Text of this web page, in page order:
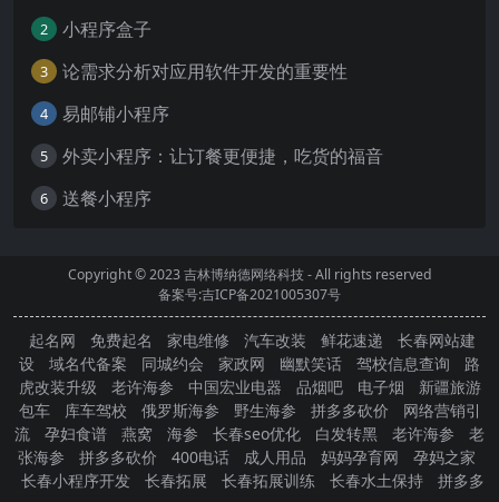
2 小程序盒子
3 论需求分析对应用软件开发的重要性
4 易邮铺小程序
5 外卖小程序：让订餐更便捷，吃货的福音
6 送餐小程序
Copyright © 2023吉林博纳德网络科技- All rights reserved
备案号:吉ICP备2021005307号
起名网 免费起名 家电维修 汽车改装 鲜花速递
长春网站建
设
域名代备案 同城约会 家政网 幽默笑话 驾校信息查询
路
虎改装升级
老许海参 中国宏业电器 品烟吧 电子烟
新疆旅游
包车
库车驾校 俄罗斯海参 野生海参 拼多多砍价
网络营销引
流
孕妇食谱 燕窝 海参 长春seo优化 白发转黑 老许海参
老
张海参
拼多多砍价 400电话 成人用品 妈妈孕育网
孕妈之家
长春小程序开发
长春拓展 长春拓展训练 长春水土保持
拼多多